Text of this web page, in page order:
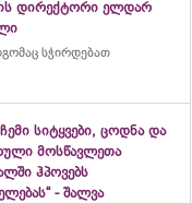
დირექტორი ელდარ
სჭირდებათ
ჩემი სიტყვები, ცოდნა და
მოსწავლეთა
ჰპოვებს
- შალვა